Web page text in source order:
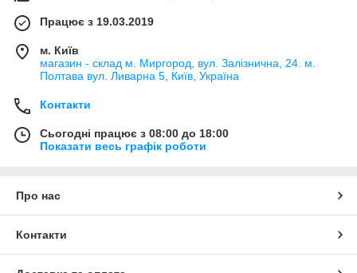
Працює з 19.03.2019
м. Київ
магазин - склад м. Миргород, вул. Залізнична, 24. м.
Полтава вул. Ливарна 5, Київ, Україна
Контакти
Сьогодні працює з 08:00 до 18:00
Показати весь графік роботи
Про нас
Контакти